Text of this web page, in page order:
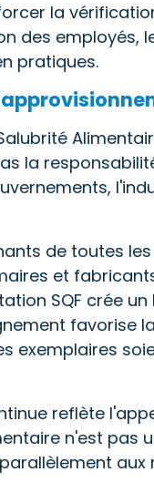
la
des employés,
pratiques.
la
de toutes
et
SQF crée
favorise
exemplaires
reflète
n'est pas
aux